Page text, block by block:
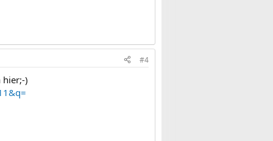
#4
hier;-)